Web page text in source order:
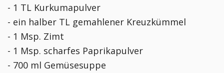
- 1 TL Kurkumapulver
- ein halber TL gemahlener Kreuzkümmel
- 1 Msp. Zimt
- 1 Msp. scharfes Paprikapulver
- 700 ml Gemüsesuppe